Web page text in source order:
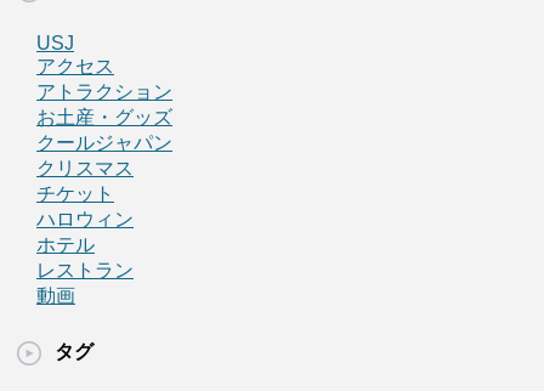
USJ
アクセス
アトラクション
お土産・グッズ
クールジャパン
クリスマス
チケット
ハロウィン
ホテル
レストラン
動画
タグ